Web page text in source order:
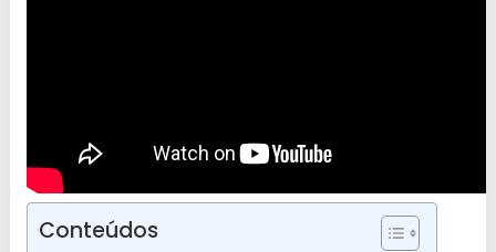
Conteúdos